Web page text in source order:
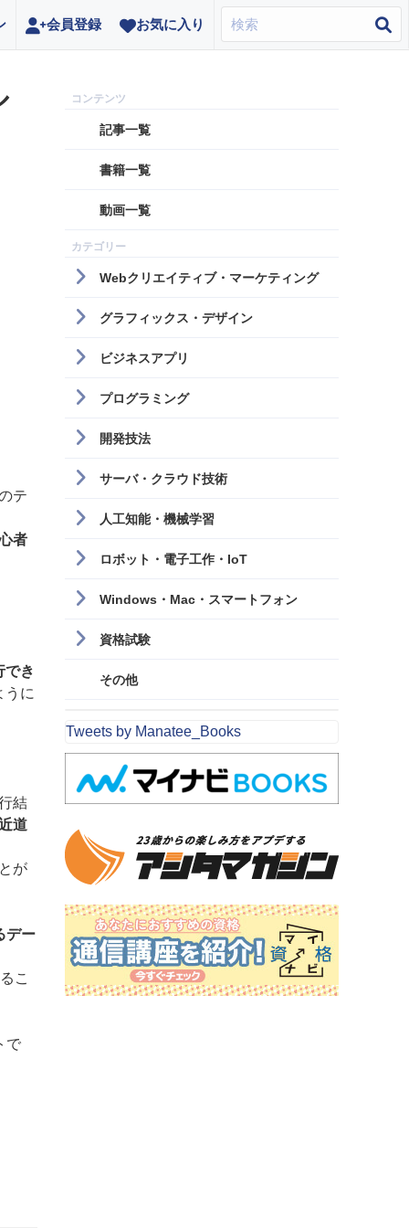
会員登録 お気に入り
テ
者
でき
うに
結
道
が
デー
こ
で
記事一覧
書籍一覧
動画一覧
Webクリエイティブ・マーケティング
グラフィックス・デザイン
ビジネスアプリ
プログラミング
開発技法
サーバ・クラウド技術
人工知能・機械学習
ロボット・電子工作・IoT
Windows・Mac・スマートフォン
資格試験
その他
Tweets by Manatee_Books